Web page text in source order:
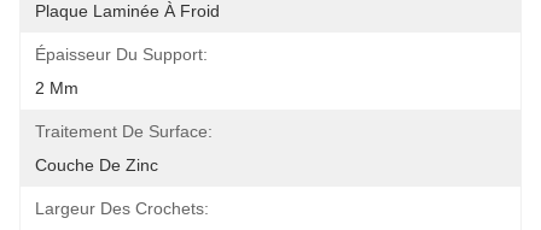
Plaque Laminée À Froid
Épaisseur Du Support:
2 Mm
Traitement De Surface:
Couche De Zinc
Largeur Des Crochets: